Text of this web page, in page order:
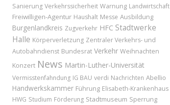
Sanierung Verkehrssicherheit Warnung Landwirtschaft
Freiwilligen-Agentur Haushalt Messe Ausbildung
Burgenlandkreis Zugverkehr HFC Stadtwerke
Halle Körperverletzung Zentraler Verkehrs- und
Autobahndienst Bundesrat Verkehr Weihnachten
Konzert News Martin-Luther-Universität
Vermisstenfahndung IG BAU verdi Nachrichten Abellio
Handwerkskammer Führung Elisabeth-Krankenhaus
HWG Studium Förderung Stadtmuseum Sperrung